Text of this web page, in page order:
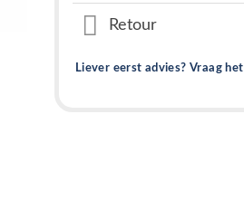
Retour
Liever eerst advies? Vraag